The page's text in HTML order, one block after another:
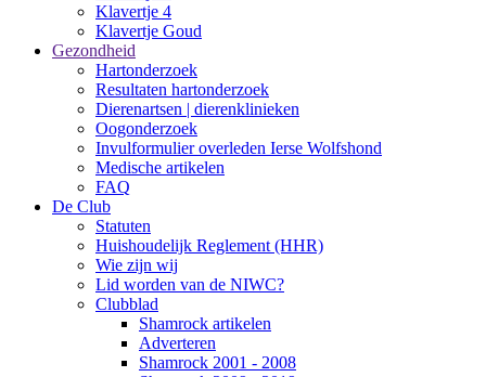
Klavertje 4
Klavertje Goud
Gezondheid
Hartonderzoek
Resultaten hartonderzoek
Dierenartsen | dierenklinieken
Oogonderzoek
Invulformulier overleden Ierse Wolfshond
Medische artikelen
FAQ
De Club
Statuten
Huishoudelijk Reglement (HHR)
Wie zijn wij
Lid worden van de NIWC?
Clubblad
Shamrock artikelen
Adverteren
Shamrock 2001 - 2008